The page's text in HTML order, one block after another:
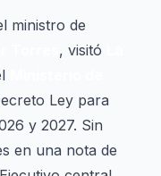
ministro de
, visitó
Ley para
y 2027. Sin
en una nota de